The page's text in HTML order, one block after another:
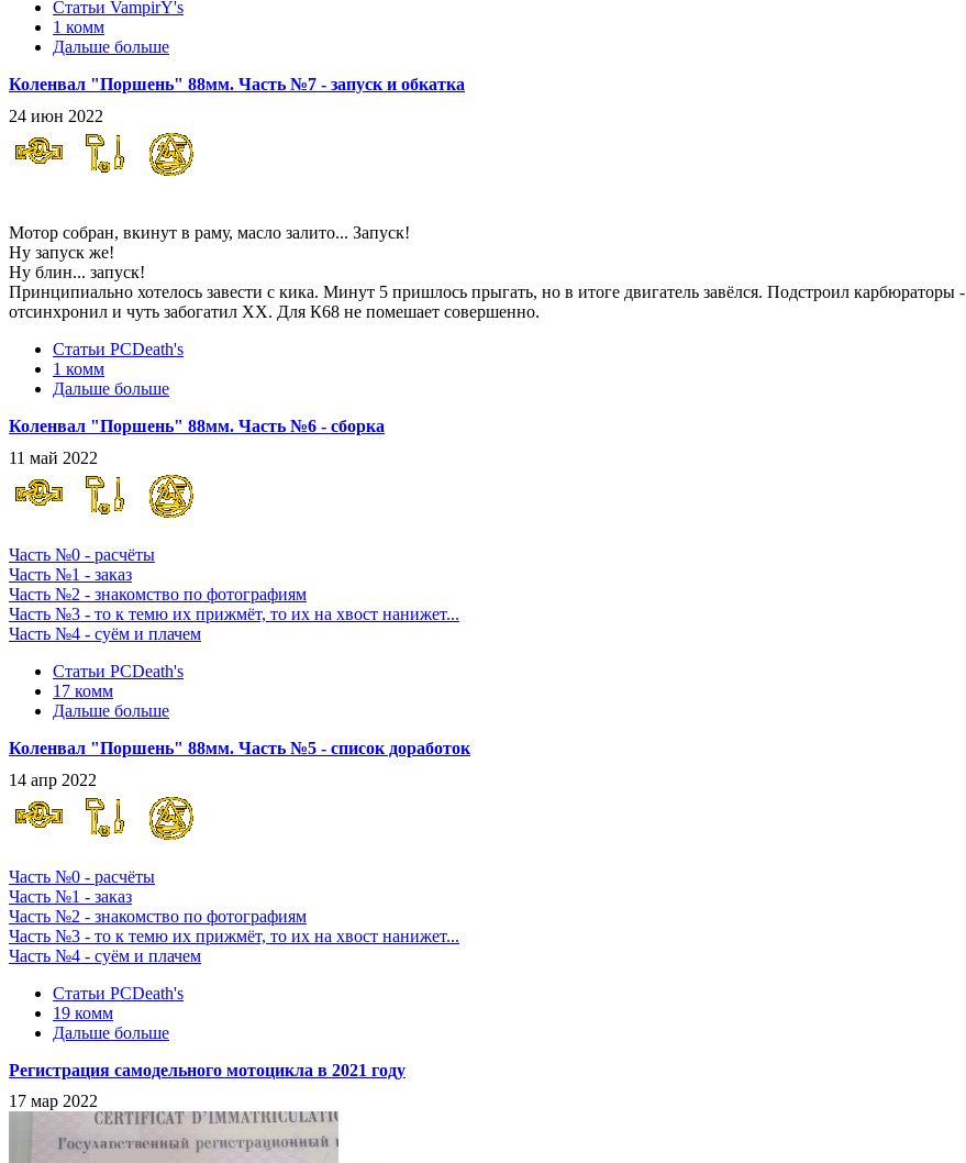
Статьи VampirY's
1 комм
Дальше больше
Коленвал "Поршень" 88мм. Часть №7 - запуск и обкатка
24 июн 2022
Мотор собран, вкинут в раму, масло залито... Запуск!
Ну запуск же!
Ну блин... запуск!
Принципиально хотелось завести с кика. Минут 5 пришлось прыгать, но в итоге двигатель завёлся. Подстроил карбюраторы -
отсинхронил и чуть забогатил ХХ. Для К68 не помешает совершенно.
Статьи PCDeath's
1 комм
Дальше больше
Коленвал "Поршень" 88мм. Часть №6 - сборка
11 май 2022
Часть №0 - расчёты
Часть №1 - заказ
Часть №2 - знакомство по фотографиям
Часть №3 - то к темю их прижмёт, то их на хвост нанижет...
Часть №4 - суём и плачем
Статьи PCDeath's
17 комм
Дальше больше
Коленвал "Поршень" 88мм. Часть №5 - список доработок
14 апр 2022
Часть №0 - расчёты
Часть №1 - заказ
Часть №2 - знакомство по фотографиям
Часть №3 - то к темю их прижмёт, то их на хвост нанижет...
Часть №4 - суём и плачем
Статьи PCDeath's
19 комм
Дальше больше
Регистрация самодельного мотоцикла в 2021 году
17 мар 2022